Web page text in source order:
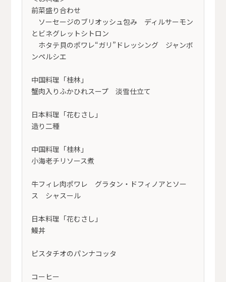
前菜盛り合わせ
ソーセージのブリオッシュ包み ディルサーモン
とビネグレットシトロン
ホタテ貝のポワレ“ガリ”ドレッシング ジャンボ
ンペルシエ
中国料理「桂林」
蟹肉入りふかひれスープ 淡雪仕立て
日本料理「花むさし」
造り二種
中国料理「桂林」
小海老チリソース煮
牛フィレ肉ポワレ グラタン・ドフィノアとソー
ス シャスール
日本料理「花むさし」
鰻丼
ピスタチオのパンナコッタ
コーヒー